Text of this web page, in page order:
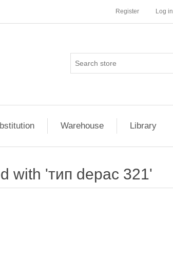
Register Log in
Warehouse Library
with 'тип depac 321'